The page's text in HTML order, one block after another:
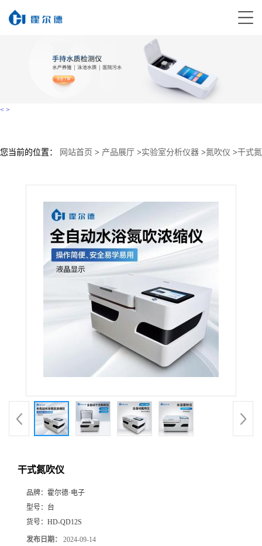
< >
您当前的位置： 网站首页 > 产品展厅 >实验室分析仪器 >氮吹仪 >干式氮
干式氮吹仪
品牌： 霍尔德·电子
型号： 台
货号： HD-QD12S
发布日期： 2024-09-14